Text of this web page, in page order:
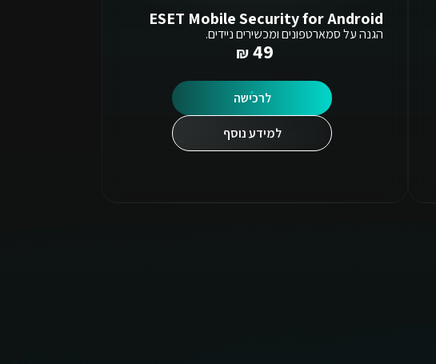
ESET Mobile Security for Android
הגנה על סמארטפונים ומכשירים ניידים.
49
לרכישה
למידע נוסף